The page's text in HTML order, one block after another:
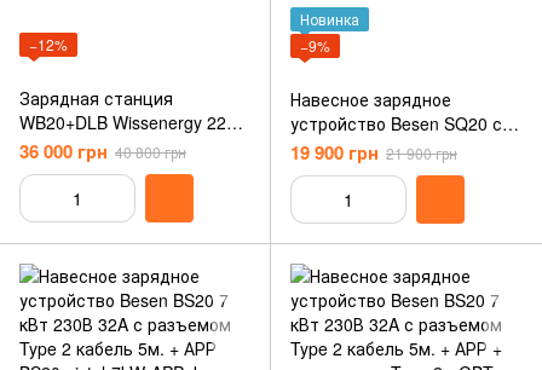
−12%
Зарядная станция
WB20+DLB Wissenergy 22
кВт 32А 230/400В белая с
разъемом Тype 2 с кабелем
5м + APP + DLB Wissenergy
36 000 грн 40 800 грн
Новинка
−9%
Навесное зарядное
устройство Besen SQ20 с
экраном 22кВт 230/400В
32A с разъемом Type 2
кабель 5м. + АРР
19 900 грн 21 900 грн